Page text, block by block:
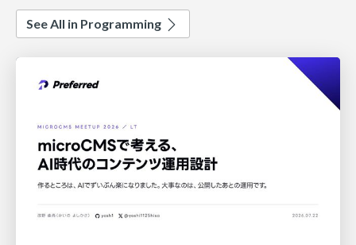
See All in Programming